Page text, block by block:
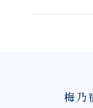
梅乃